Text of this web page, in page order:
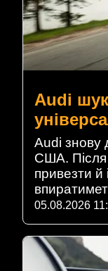
Audi
Audi знову
США.
привезти й
05.08.2026